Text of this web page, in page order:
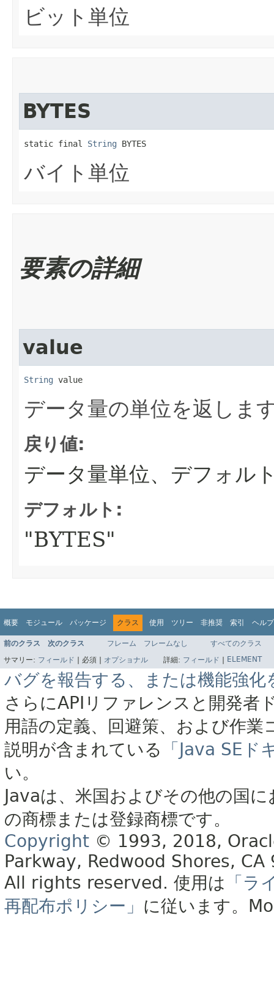
ビット単位
BYTES
static final String BYTES
バイト単位
要素の詳細
value
String value
データ量の単位を返しま
戻り値:
データ量単位、デフォル
デフォルト:
"BYTES"
概要 モジュール パッケージ クラス 使用 ツリー 非推奨 索引 ヘルプ
前のクラス 次のクラス フレーム フレームなし
すべてのクラス
サマリー: フィールド | 必須 | オプショナル 詳細: フィールド | ELEMENT
バグを報告する、または機能強化
さらにAPIリファレンスと開発者
用語の定義、回避策、および作
説明が含まれている
「Java SE
い。
Javaは、米国およびその他の国
の商標または登録商標です。
Copyright © 1993, 2018,
Parkway, Redwood Shores, CA
All rights reserved. 使用は 「ラ
再配布ポリシー」 に従います。